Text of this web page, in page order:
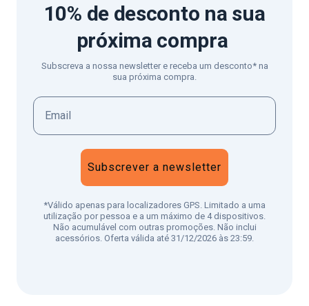
10% de desconto na sua
próxima compra
Subscreva a nossa newsletter e receba um desconto* na
sua próxima compra.
Subscrever a newsletter
*Válido apenas para localizadores GPS. Limitado a uma
utilização por pessoa e a um máximo de 4 dispositivos.
Não acumulável com outras promoções. Não inclui
acessórios. Oferta válida até 31/12/2026 às 23:59.